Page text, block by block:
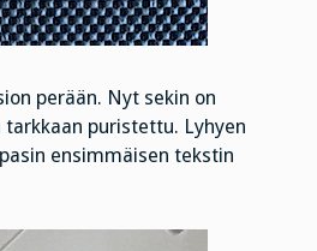
perään. Nyt sekin on
puristettu. Lyhyen
ensimmäisen tekstin